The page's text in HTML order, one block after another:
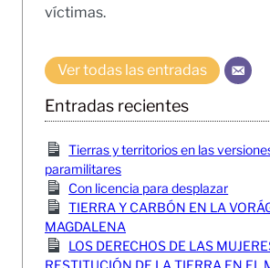
víctimas.
Ver todas las entradas
Entradas recientes
Tierras y territorios en las
paramilitares
Con licencia para desplazar
TIERRA Y CARBÓN EN LA
MAGDALENA
LOS DERECHOS DE LAS
RESTITUCIÓN DE LA TIERRA EN EL